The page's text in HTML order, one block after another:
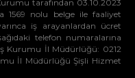
tarafından 03.10.2023
1569 nolu belge ile faaliyet
iş arayanlardan ücret
telefon numaralarına
Kurumu İl Müdürlüğü: 0212
İl Müdürlüğü Şişli Hizmet